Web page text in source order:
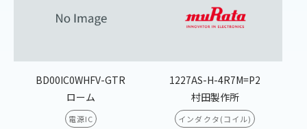
BD00IC0WHFV-GTR
ローム
電源IC
1227AS-H-4R7M=P2
村田製作所
インダクタ(コイル)